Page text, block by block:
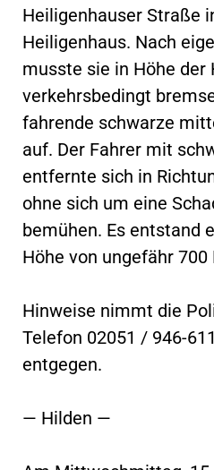
Heiligenhauser Straße
Heiligenhaus. Nach
musste sie in Höhe der
verkehrsbedingt
fahrende schwarze
auf. Der Fahrer mit
entfernte sich in
ohne sich um eine
bemühen. Es entstand
Höhe von ungefähr 700
Hinweise nimmt die
Telefon 02051 / 946-
entgegen.
— Hilden —